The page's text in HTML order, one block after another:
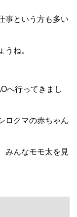
事という方も多い
うね。
へ行ってきまし
ロクマの赤ちゃん
みんなモモ太を見